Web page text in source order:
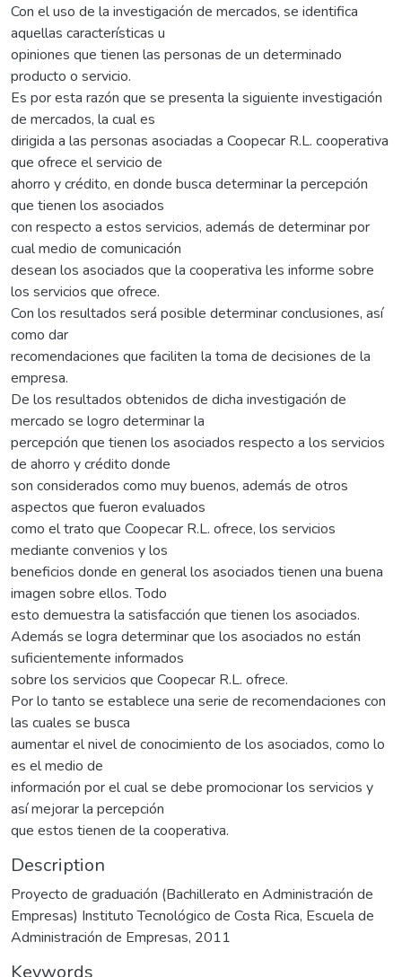
Con el uso de la investigación de mercados, se identifica
aquellas características u
opiniones que tienen las personas de un determinado
producto o servicio.
Es por esta razón que se presenta la siguiente investigación
de mercados, la cual es
dirigida a las personas asociadas a Coopecar R.L. cooperativa
que ofrece el servicio de
ahorro y crédito, en donde busca determinar la percepción
que tienen los asociados
con respecto a estos servicios, además de determinar por
cual medio de comunicación
desean los asociados que la cooperativa les informe sobre
los servicios que ofrece.
Con los resultados será posible determinar conclusiones, así
como dar
recomendaciones que faciliten la toma de decisiones de la
empresa.
De los resultados obtenidos de dicha investigación de
mercado se logro determinar la
percepción que tienen los asociados respecto a los servicios
de ahorro y crédito donde
son considerados como muy buenos, además de otros
aspectos que fueron evaluados
como el trato que Coopecar R.L. ofrece, los servicios
mediante convenios y los
beneficios donde en general los asociados tienen una buena
imagen sobre ellos. Todo
esto demuestra la satisfacción que tienen los asociados.
Además se logra determinar que los asociados no están
suficientemente informados
sobre los servicios que Coopecar R.L. ofrece.
Por lo tanto se establece una serie de recomendaciones con
las cuales se busca
aumentar el nivel de conocimiento de los asociados, como lo
es el medio de
información por el cual se debe promocionar los servicios y
así mejorar la percepción
que estos tienen de la cooperativa.
Description
Proyecto de graduación (Bachillerato en Administración de
Empresas) Instituto Tecnológico de Costa Rica, Escuela de
Administración de Empresas, 2011
Keywords